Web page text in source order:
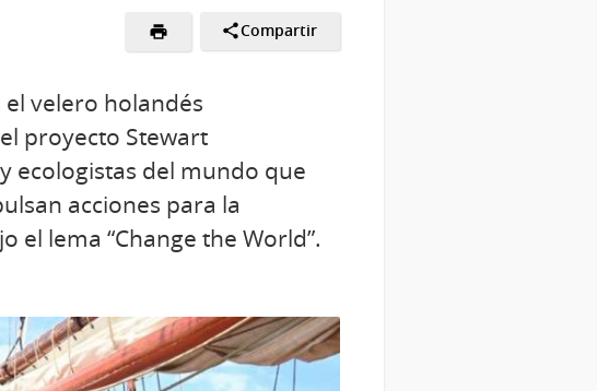
Compartir
velero holandés
proyecto Stewart
ecologistas del mundo que
acciones para la
el lema “Change the World”.